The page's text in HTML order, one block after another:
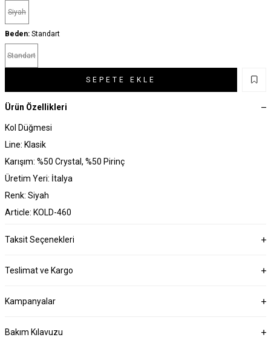
Siyah
Beden: Standart
Standart
SEPETE EKLE
Ürün Özellikleri
Kol Düğmesi
Line: Klasik
Karışım: %50 Crystal, %50 Pirinç
Üretim Yeri: İtalya
Renk: Siyah
Article: KOLD-460
Taksit Seçenekleri
Teslimat ve Kargo
Kampanyalar
Bakım Kılavuzu